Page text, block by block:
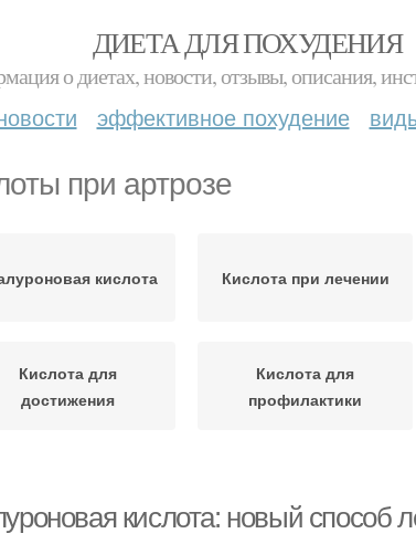
ДИЕТА ДЛЯ ПОХУДЕНИЯ
о диетах, новости, отзывы, описания,
эффективное похудение
при артрозе
кислота Кислота при лечении
Кислота для
достижения
Кислота для
профилактики
кислота: новый способ